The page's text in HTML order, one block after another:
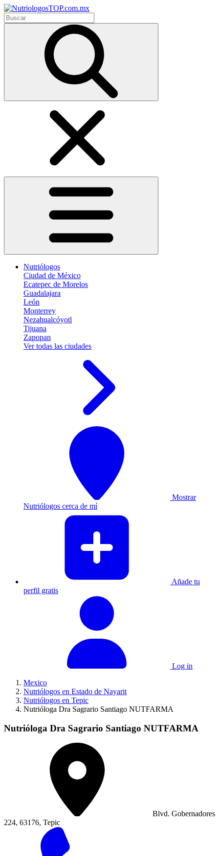
Nutriólogos
Ciudad de México
Ecatepec de Morelos
Guadalajara
León
Monterrey
Nezahualcóyotl
Tijuana
Zapopan
Ver todas las ciudades
Mostrar
Nutriólogos cerca de mí
Añade tu
perfil gratis
Log in
Mexico
Nutriólogos en Estado de Nayarit
Nutriólogos en Tepic
Nutrióloga Dra Sagrario Santiago NUTFARMA
Nutrióloga Dra Sagrario Santiago NUTFARMA
Blvd. Gobernadores
224, 63176, Tepic